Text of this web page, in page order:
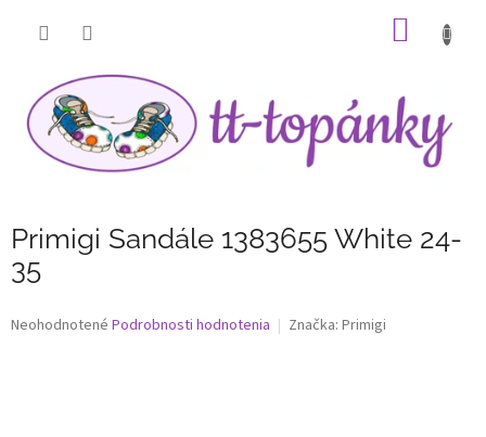
Primigi Sandále 1383655 White 24-
35
Priemerné
Neohodnotené Podrobnosti hodnotenia Značka: Primigi